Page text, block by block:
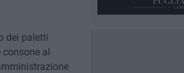
dei paletti
al